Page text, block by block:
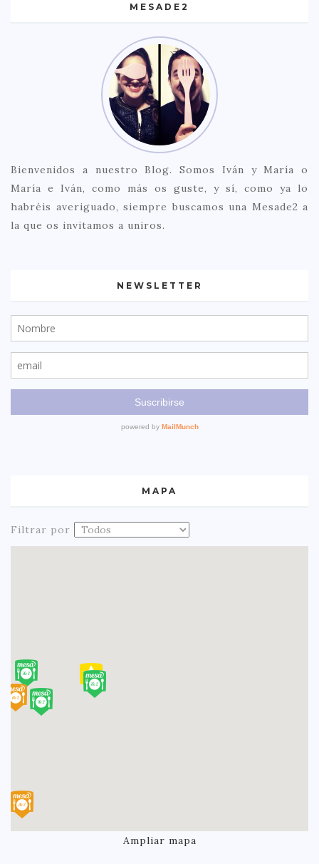
MESADE2
Bienvenidos a nuestro Blog. Somos Iván y María o
María e Iván, como más os guste, y sí, como ya lo
habréis averiguado, siempre buscamos una Mesade2 a
la que os invitamos a uniros.
NEWSLETTER
MAPA
Filtrar por
Ampliar mapa